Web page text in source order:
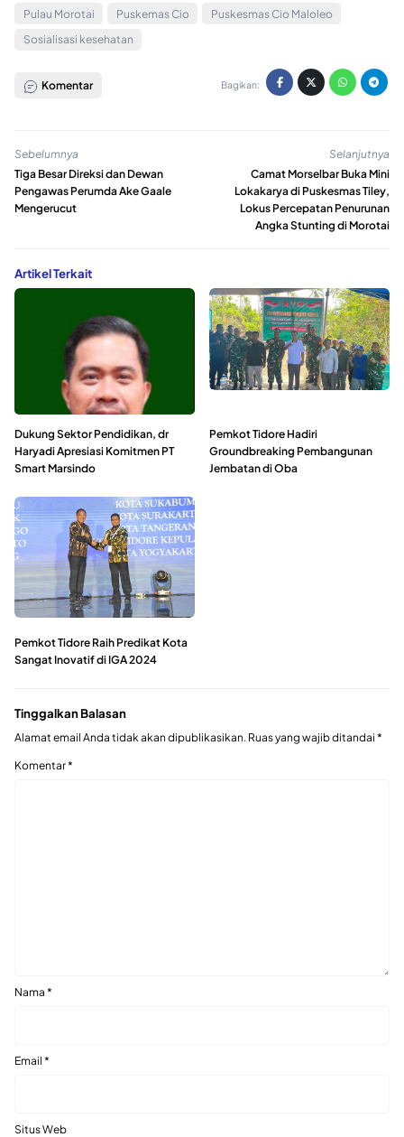
Pulau Morotai Puskemas Cio
Puskesmas Cio Maloleo
Sosialisasi kesehatan
Komentar Bagikan:
Sebelumnya
Tiga Besar Direksi dan Dewan
Pengawas Perumda Ake Gaale
Mengerucut
Selanjutnya
Camat Morselbar Buka Mini
Lokakarya di Puskesmas Tiley,
Lokus Percepatan Penurunan
Angka Stunting di Morotai
Artikel Terkait
Dukung Sektor Pendidikan, dr
Haryadi Apresiasi Komitmen PT
Smart Marsindo
Pemkot Tidore Hadiri
Groundbreaking Pembangunan
Jembatan di Oba
Pemkot Tidore Raih Predikat Kota
Sangat Inovatif di IGA 2024
Tinggalkan Balasan
Alamat email Anda tidak akan dipublikasikan. Ruas yang wajib ditandai *
Komentar*
Nama *
Email *
Situs Web